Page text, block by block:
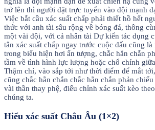
trở lên thì người đặt trực tuyến vào đội mạnh
Việc bắt cầu xác suất chấp phải thiết hồ hết
thức với anh tài sâu rộng về bóng đá, thông
một vài đội, với cả nhân tài Dự kiến tác dụng
tân xác suất chấp ngay trước cuộc đấu cũng
trong biểu hiện hơi ấn tượng, chắc hẳn chắn
tầm về tình hình lực lượng hoặc chổ chính
Thậm chí, vào sắp tới như thời điểm để mắt
cũng chắc hẳn chắn chắc hẳn chắn phản
vài thần thay phệ, điểu chỉnh xác suất kèo
chúng ta.
Hiểu xác suất Châu Âu (1×2)